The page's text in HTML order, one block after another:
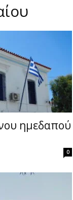
ημεδαπού
0